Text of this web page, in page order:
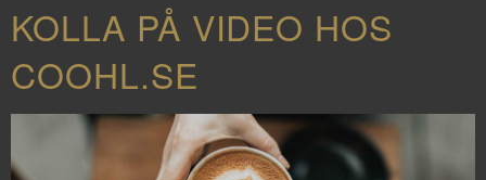
KOLLA PÅ VIDEO HOS
COOHL.SE